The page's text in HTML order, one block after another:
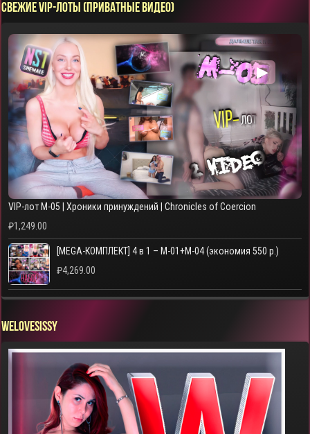
СВЕЖИЕ VIP-ЛОТЫ (ПРИВАТНЫЕ ВИДЕО)
▶
VIP-лот M-05 | Хроники принуждений | Chronicles of Coercion
₽1,249.00
[MEGA-КОМПЛЕКТ] 4 в 1 – M-01+M-04 (экономия 550 р.)
₽4,269.00
WELOVESISSY